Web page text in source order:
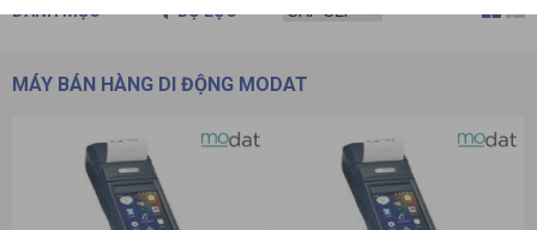
DANH MỤC BỘ LỌC
MÁY BÁN HÀNG DI ĐỘNG MODAT